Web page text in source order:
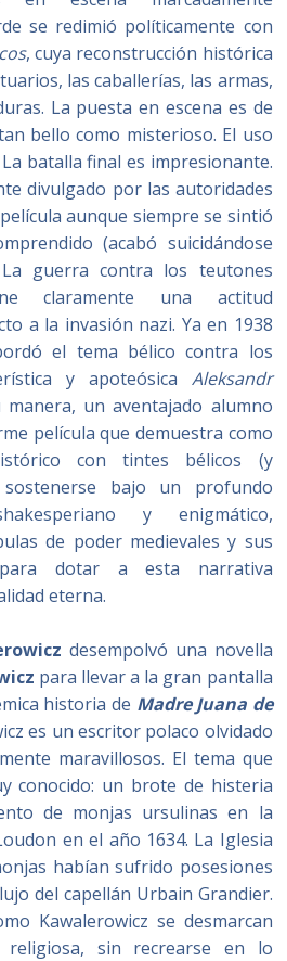
se redimió políticamente con
, cuya reconstrucción histórica
las caballerías, las armas,
La puesta en escena es de
bello como misterioso. El uso
batalla final es impresionante.
divulgado por las autoridades
aunque siempre se sintió
(acabó suicidándose
guerra contra los teutones
claramente una actitud
a la invasión nazi. Ya en 1938
el tema bélico contra los
y apoteósica Aleksandr
un aventajado alumno
película que demuestra como
con tintes bélicos (y
sostenerse bajo un profundo
y enigmático,
de poder medievales y sus
dotar a esta narrativa
eterna.
desempolvó una novella
para llevar a la gran pantalla
historia de Madre Juana de
es un escritor polaco olvidado
maravillosos. El tema que
conocido: un brote de histeria
de monjas ursulinas en la
en el año 1634. La Iglesia
habían sufrido posesiones
del capellán Urbain Grandier.
Kawalerowicz se desmarcan
sin recrearse en lo